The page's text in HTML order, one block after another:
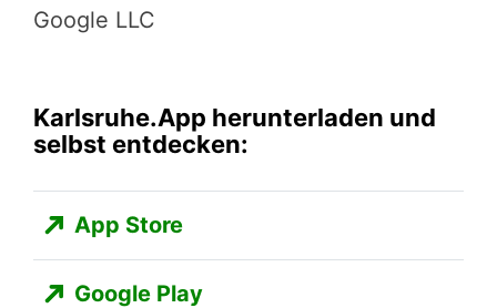
Google LLC
Karlsruhe.App herunterladen und
selbst entdecken:
App Store
Google Play